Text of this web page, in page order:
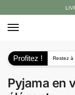
Profitez ! Restez à
Pyjama en